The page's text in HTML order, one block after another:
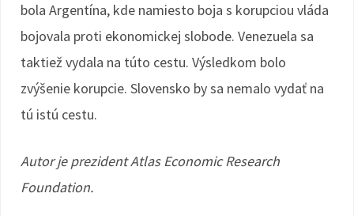
bola Argentína, kde namiesto boja s korupciou vláda
bojovala proti ekonomickej slobode. Venezuela sa
taktiež vydala na túto cestu. Výsledkom bolo
zvýšenie korupcie. Slovensko by sa nemalo vydať na
tú istú cestu.
Autor je prezident Atlas Economic Research
Foundation.